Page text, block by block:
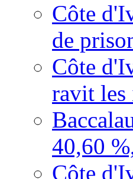
Côte
de
Côte
ravit les
40,60
Côte